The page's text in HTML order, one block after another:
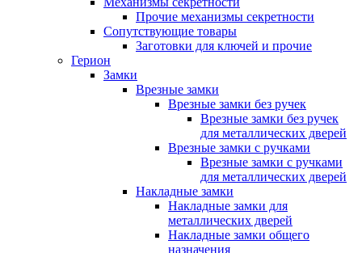
Прочие механизмы секретности
Сопутствующие товары
Заготовки для ключей и прочие
Герион
Замки
Врезные замки
Врезные замки без ручек
Врезные замки без ручек
для металлических дверей
Врезные замки с ручками
Врезные замки с ручками
для металлических дверей
Накладные замки
Накладные замки для
металлических дверей
Накладные замки общего
назначения